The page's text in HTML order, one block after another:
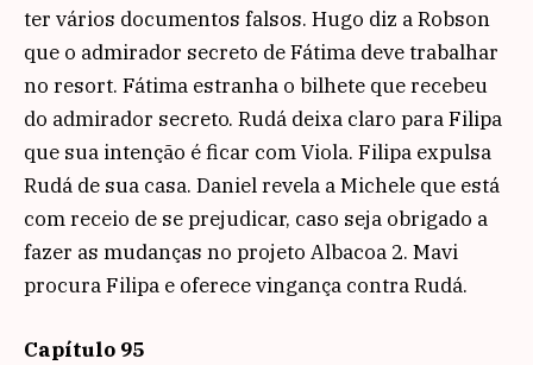
ter vários documentos falsos. Hugo diz a Robson
que o admirador secreto de Fátima deve trabalhar
no resort. Fátima estranha o bilhete que recebeu
do admirador secreto. Rudá deixa claro para Filipa
que sua intenção é ficar com Viola. Filipa expulsa
Rudá de sua casa. Daniel revela a Michele que está
com receio de se prejudicar, caso seja obrigado a
fazer as mudanças no projeto Albacoa 2. Mavi
procura Filipa e oferece vingança contra Rudá.
Capítulo 95